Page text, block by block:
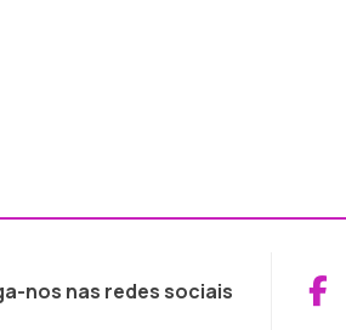
nos nas redes sociais